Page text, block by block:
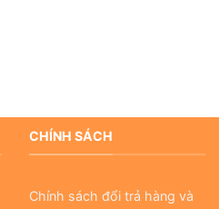
CHÍNH SÁCH
Chính sách đổi trả hàng và